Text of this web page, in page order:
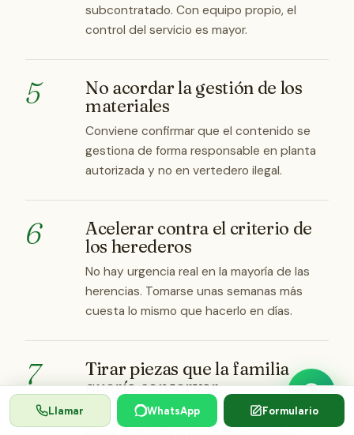
subcontratado. Con equipo propio, el
control del servicio es mayor.
5
No acordar la gestión de los
materiales
Conviene confirmar que el contenido se
gestiona de forma responsable en planta
autorizada y no en vertedero ilegal.
6
Acelerar contra el criterio de
los herederos
No hay urgencia real en la mayoría de las
herencias. Tomarse unas semanas más
cuesta lo mismo que hacerlo en días.
7
Tirar piezas que la familia
quería conservar
Si dudáis del valor o el significado de una
pieza, apartadla antes del servicio. La
Llamar WhatsApp Formulario